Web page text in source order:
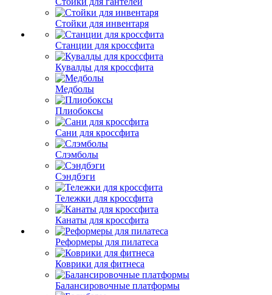
Стойки для инвентаря
Станции для кроссфита
Кувалды для кроссфита
Медболы
Плиобоксы
Сани для кроссфита
Слэмболы
Сэндбэги
Тележки для кроссфита
Канаты для кроссфита
Реформеры для пилатеса
Коврики для фитнеса
Балансировочные платформы